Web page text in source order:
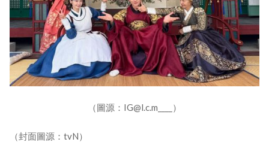
（圖源：IG@l.c.m____）
（封面圖源：tvN）